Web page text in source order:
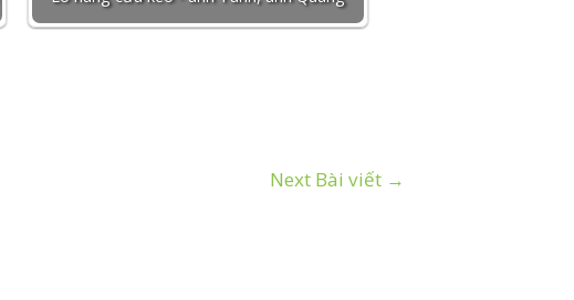
Next Bài viết →